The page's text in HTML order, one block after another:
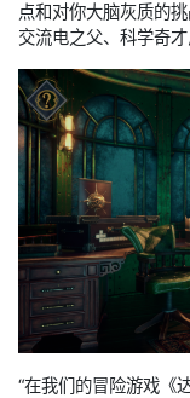
点和对你大脑灰质的
交流电之父、科学奇才
“在我们的冒险游戏《